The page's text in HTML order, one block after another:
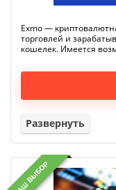
Exmo —
торговлей и
кошелек. Имеется
Развернуть
НАШ ВЫБОР